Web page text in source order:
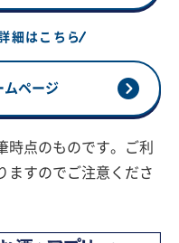
細はこちら
ムページ
点のものです。ご利
ますのでご注意くださ